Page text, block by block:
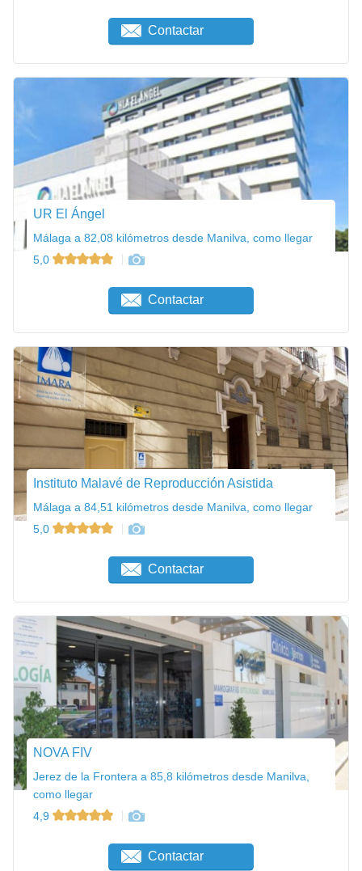
Contactar
UR El Ángel
Málaga a 82,08 kilómetros desde Manilva, como llegar
5,0
Contactar
Instituto Malavé de Reproducción Asistida
Málaga a 84,51 kilómetros desde Manilva, como llegar
5,0
Contactar
NOVA FIV
Jerez de la Frontera a 85,8 kilómetros desde Manilva,
como llegar
4,9
Contactar